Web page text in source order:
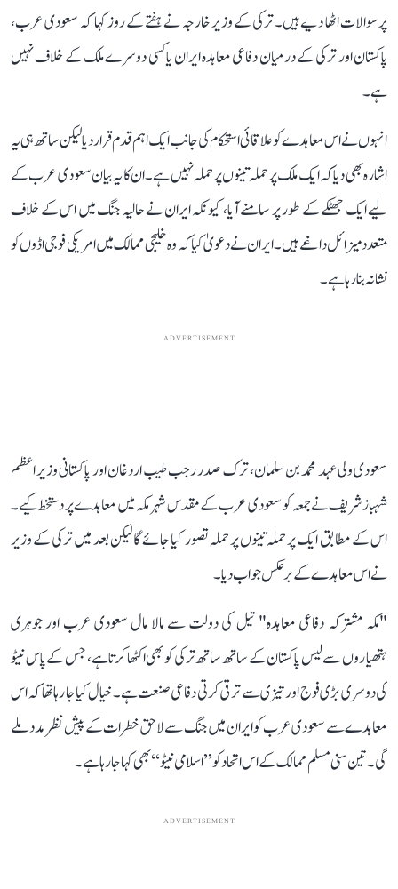
پر سوالات اٹھا دیے ہیں۔ ترکی کے وزیر خارجہ نے ہفتے کے روز کہا کہ سعودی عرب،
پاکستان اور ترکی کے درمیان دفاعی معاہدہ ایران یا کسی دوسرے ملک کے خلاف نہیں
ہے۔
انہوں نے اس معاہدے کو علاقائی استحکام کی جانب ایک اہم قدم قرار دیا لیکن ساتھ ہی یہ
اشارہ بھی دیا کہ ایک ملک پر حملہ تینوں پر حملہ نہیں ہے۔ ان کا یہ بیان سعودی عرب کے
لیے ایک جھٹکے کے طور پر سامنے آیا، کیونکہ ایران نے حالیہ جنگ میں اس کے خلاف
متعدد میزائل داغے ہیں۔ ایران نے دعویٰ کیا کہ وہ خلیجی ممالک میں امریکی فوجی اڈوں کو
نشانہ بنا رہا ہے۔
ADVERTISEMENT
سعودی ولی عہد محمد بن سلمان، ترک صدر رجب طیب اردغان اور پاکستانی وزیر اعظم
شہباز شریف نے جمعہ کو سعودی عرب کے مقدس شہر مکہ میں معاہدے پر دستخط کیے۔
اس کے مطابق ایک پر حملہ تینوں پر حملہ تصور کیا جائے گا لیکن بعد میں ترکی کے وزیر
نےاس معاہدے کے برعکس جواب دیا۔
"مکہ مشترکہ دفاعی معاہدہ" تیل کی دولت سے مالا مال سعودی عرب اور جوہری
ہتھیاروں سے لیس پاکستان کے ساتھ ساتھ ترکی کو بھی اکٹھا کرتا ہے، جس کے پاس نیٹو
کی دوسری بڑی فوج اور تیزی سے ترقی کرتی دفاعی صنعت ہے۔ خیال کیا جا رہا تھا کہ اس
معاہدے سے سعودی عرب کو ایران میں جنگ سے لاحق خطرات کے پیش نظر مدد ملے
گی۔ تین سنی مسلم ممالک کے اس اتحاد کو ’’اسلامی نیٹو‘‘ بھی کہا جا رہا ہے۔
ADVERTISEMENT